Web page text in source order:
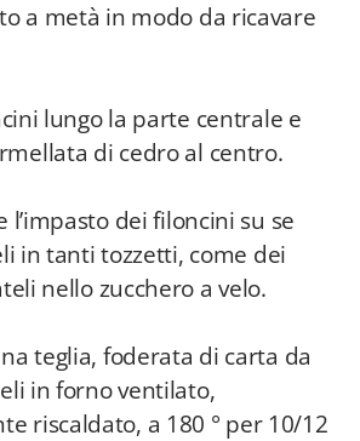
a metà in modo da ricavare
lungo la parte centrale e
di cedro al centro.
dei filoncini su se
in tanti tozzetti, come dei
nello zucchero a velo.
teglia, foderata di carta da
in forno ventilato,
riscaldato, a 180 ° per 10/12